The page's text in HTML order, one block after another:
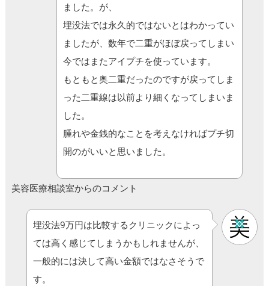
ました。が、
埋没法では永久的ではないとはわかってい
ましたが、数年で二重がほぼ戻ってしまい
今ではまたアイプチを使っています。
もともと奥二重だったのですが戻ってしま
った二重線は以前より細くなってしまいま
した。
腫れや金銭的なことを考えなければプチ切
開のがいいと思いました。
美容医療相談室からのコメント
埋没法9万円は比較するクリニックによっ
ては高く感じてしまうかもしれませんが、
一般的には決して高い金額ではなさそうで
す。